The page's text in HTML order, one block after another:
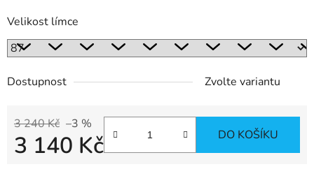
Velikost límce
Dostupnost Zvolte variantu
3 240 Kč –3 %
3 140 Kč DO KOŠÍKU